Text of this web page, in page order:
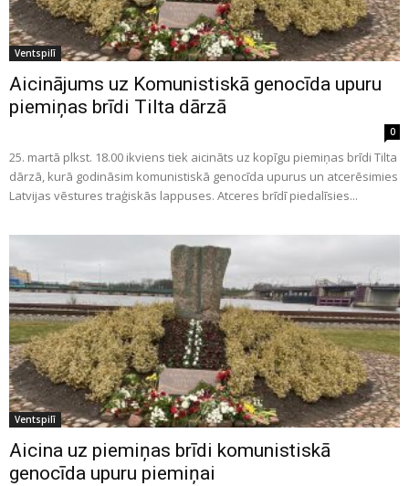
Ventspilī
Aicinājums uz Komunistiskā genocīda upuru
piemiņas brīdi Tilta dārzā
0
25. martā plkst. 18.00 ikviens tiek aicināts uz kopīgu piemiņas brīdi Tilta
dārzā, kurā godināsim komunistiskā genocīda upurus un atcerēsimies
Latvijas vēstures traģiskās lappuses. Atceres brīdī piedalīsies...
Ventspilī
Aicina uz piemiņas brīdi komunistiskā
genocīda upuru piemiņai